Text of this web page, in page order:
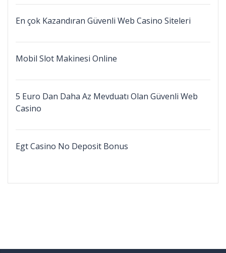
En çok Kazandıran Güvenli Web Casino Siteleri
Mobil Slot Makinesi Online
5 Euro Dan Daha Az Mevduatı Olan Güvenli Web
Casino
Egt Casino No Deposit Bonus